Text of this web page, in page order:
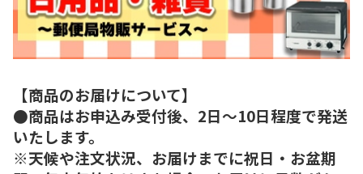
【商品のお届けについて】
●商品はお申込み受付後、2日～10日程度で発送
いたします。
※天候や注文状況、お届けまでに祝日・お盆期